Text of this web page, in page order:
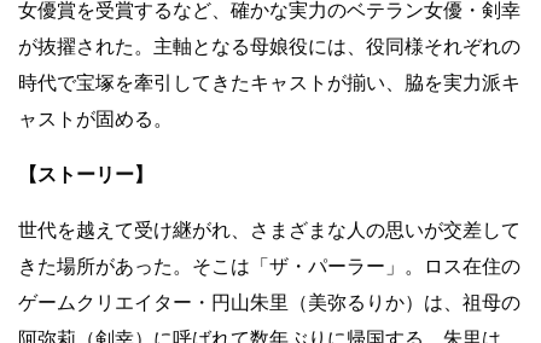
女優賞を受賞するなど、確かな実力のベテラン女優・剣幸
が抜擢された。主軸となる母娘役には、役同様それぞれの
時代で宝塚を牽引してきたキャストが揃い、脇を実力派キ
ャストが固める。
【ストーリー】
世代を越えて受け継がれ、さまざまな人の思いが交差して
きた場所があった。そこは「ザ・パーラー」。ロス在住の
ゲームクリエイター・円山朱里（美弥るりか）は、祖母の